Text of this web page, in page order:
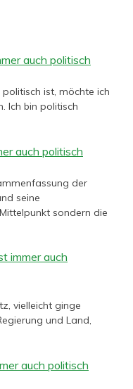
auch politisch
ist, möchte ich
Ich bin politisch
auch politisch
der
seine
sondern die
immer auch
vielleicht ginge
und Land,
auch politisch